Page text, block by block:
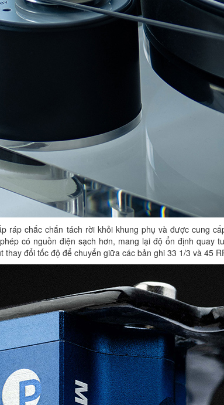
ráp chắc chắn tách rời khỏi khung phụ và được cung
có nguồn điện sạch hơn, mang lại độ ổn định quay
đổi tốc độ để chuyển giữa các bản ghi 33 1/3 và 45